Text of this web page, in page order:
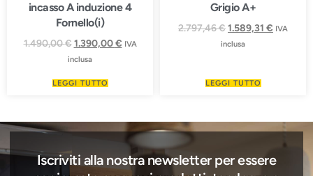
incasso A induzione 4
Fornello(i)
1.490,00€ 1.390,00€ IVA
inclusa
LEGGI TUTTO
Grigio A+
2.797,46€1.589,31 € IVA
inclusa
LEGGI TUTTO
Iscriviti alla nostra newsletter per essere